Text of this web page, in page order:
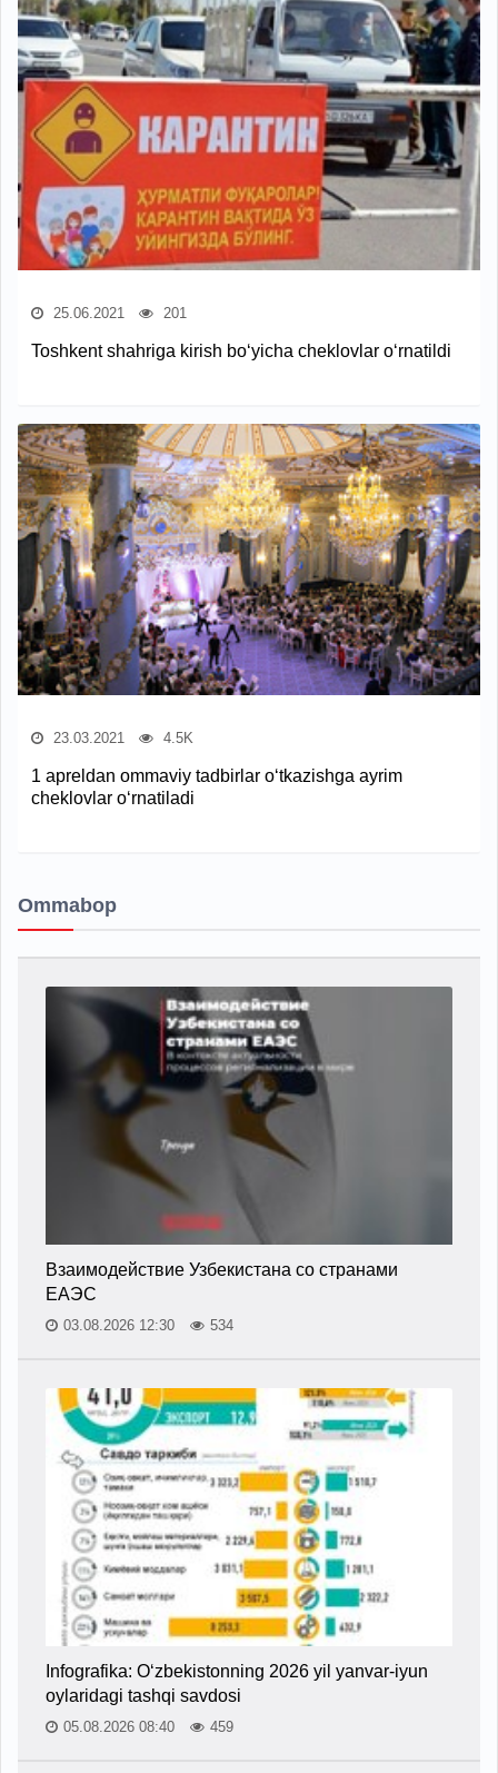
25.06.2021 201
Toshkent shahriga kirish bo‘yicha cheklovlar o‘rnatildi
23.03.2021 4.5K
1 apreldan ommaviy tadbirlar o‘tkazishga ayrim
cheklovlar o‘rnatiladi
Ommabop
Взаимодействие Узбекистана со странами
ЕАЭС
03.08.2026 12:30 534
Infografika: O‘zbekistonning 2026 yil yanvar-iyun
oylaridagi tashqi savdosi
05.08.2026 08:40 459